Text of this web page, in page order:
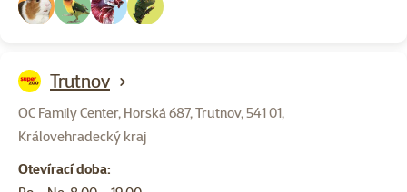
Trutnov
OC Family Center, Horská 687, Trutnov, 541 01,
Královehradecký kraj
Otevírací doba: